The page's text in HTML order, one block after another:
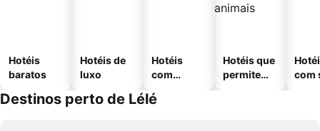
Hotéis
baratos
Hotéis de
luxo
Hotéis
com
Hotéis que
permitem
com
Destinos perto de Lélé